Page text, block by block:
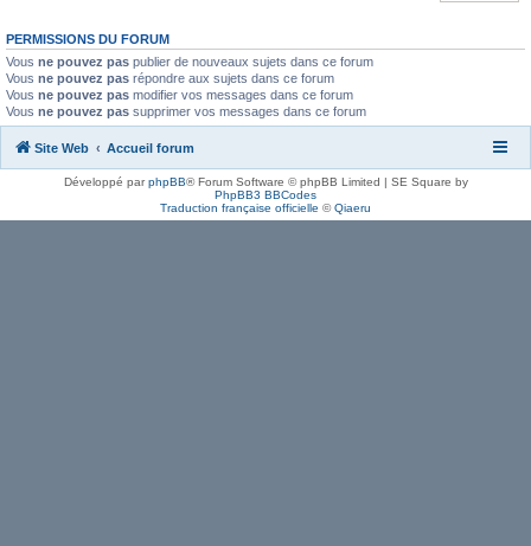
PERMISSIONS DU FORUM
Vous ne pouvez pas publier de nouveaux sujets dans ce forum
Vous ne pouvez pas répondre aux sujets dans ce forum
Vous ne pouvez pas modifier vos messages dans ce forum
Vous ne pouvez pas supprimer vos messages dans ce forum
Site Web Accueil forum
Développé parphpBB® Forum Software © phpBB Limited | SE Square by
PhpBB3 BBCodes
Traduction française officielle ©Qiaeru